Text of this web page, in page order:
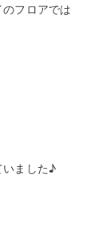
フロアでは
いました♪